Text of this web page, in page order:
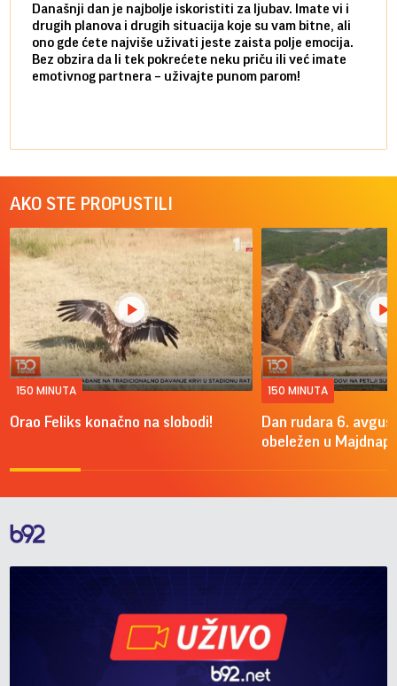
Današnji dan je najbolje iskoristiti za ljubav. Imate vi i
drugih planova i drugih situacija koje su vam bitne, ali
ono gde ćete najviše uživati jeste zaista polje emocija.
Bez obzira da li tek pokrećete neku priču ili već imate
emotivnog partnera – uživajte punom parom!
AKO STE PROPUSTILI
150 MINUTA
Orao Feliks konačno na slobodi!
150 MINUTA
Dan rudara 6.
obeležen u